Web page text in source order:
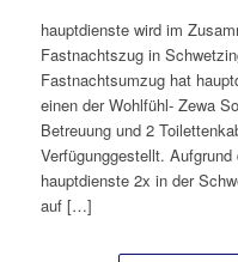
hauptdienste wird im
Fastnachtszug in
Fastnachtsumzug hat
einen der Wohlfühl- Zewa
Betreuung und 2
Verfügunggestellt.
hauptdienste 2x in der
auf […]